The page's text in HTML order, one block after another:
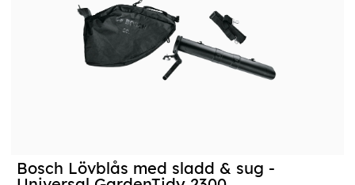
Bosch Lövblås med sladd & sug -